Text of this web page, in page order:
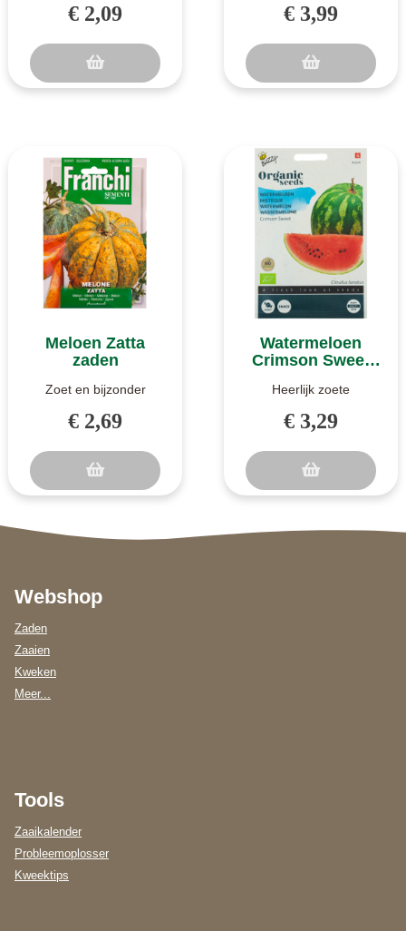
ovaalvormige, zeer
€ 2,09
geel vruchtvlees. Anguria
€ 3,99
Meloen Zatta
zaden
Zoet en bijzonder
meloen heeft een zeer
€ 2,69
Watermeloen
Crimson Sweet
Heerlijk zoete
Sweet is een heerlijk
€ 3,29
Webshop
Zaden
Zaaien
Kweken
Meer...
Tools
Zaaikalender
Probleemoplosser
Kweektips